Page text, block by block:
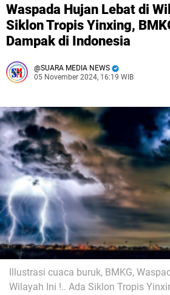
Waspada Hujan Lebat di
Siklon Tropis Yinxing,
Dampak di Indonesia
SUARA MEDIA NEWS
05 November 2024, 16:19 WIB
Illustrasi cuaca buruk, BMKG,
Wilayah Ini !.. Ada Siklon Tropis